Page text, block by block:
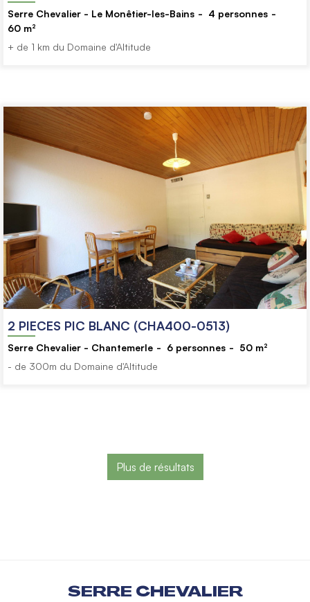
Serre Chevalier - Le Monêtier-les-Bains 4 personnes
60 m²
+ de 1 km du Domaine d'Altitude
2 PIECES PIC BLANC (CHA400-0513)
Serre Chevalier - Chantemerle 6 personnes 50 m²
- de 300m du Domaine d'Altitude
Plus de résultats
SERRE CHEVALIER